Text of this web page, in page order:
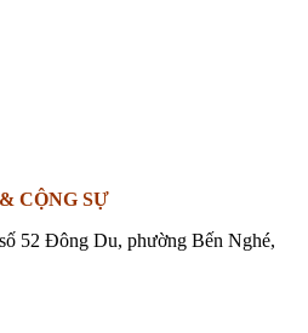
CỘNG SỰ
52 Đông Du, phường Bến Nghé,